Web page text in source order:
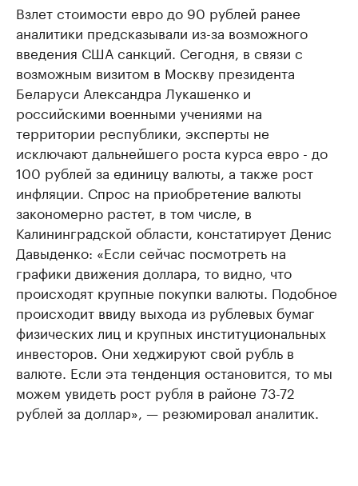
Взлет стоимости евро до 90 рублей ранее
аналитики предсказывали из-за возможного
введения США санкций. Сегодня, в связи с
возможным визитом в Москву президента
Беларуси Александра Лукашенко и
российскими военными учениями на
территории республики, эксперты не
исключают дальнейшего роста курса евро - до
100 рублей за единицу валюты, а также рост
инфляции. Спрос на приобретение валюты
закономерно растет, в том числе, в
Калининградской области, констатирует Денис
Давыденко: «Если сейчас посмотреть на
графики движения доллара, то видно, что
происходят крупные покупки валюты. Подобное
происходит ввиду выхода из рублевых бумаг
физических лиц и крупных институциональных
инвесторов. Они хеджируют свой рубль в
валюте. Если эта тенденция остановится, то мы
можем увидеть рост рубля в районе 73-72
рублей за доллар», — резюмировал аналитик.